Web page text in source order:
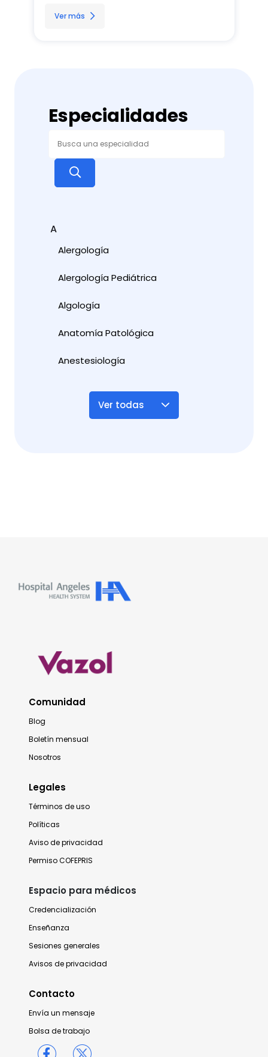
Ver más
Especialidades
A
Alergología
Alergología Pediátrica
Algología
Anatomía Patológica
Anestesiología
Ver todas
Comunidad
Blog
Boletín mensual
Nosotros
Legales
Términos de uso
Políticas
Aviso de privacidad
Permiso COFEPRIS
Espacio para médicos
Credencialización
Enseñanza
Sesiones generales
Avisos de privacidad
Contacto
Envía un mensaje
Bolsa de trabajo